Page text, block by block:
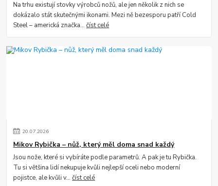
Na trhu existují stovky výrobců nožů, ale jen několik z nich se
dokázalo stát skutečnými ikonami. Mezi ně bezesporu patří Cold
Steel – americká značka...číst celé
20.07.2026
Mikov Rybička – nůž, který měl doma snad každý
Jsou nože, které si vybíráte podle parametrů. A pak je tu Rybička.
Tu si většina lidí nekupuje kvůli nejlepší oceli nebo moderní
pojistce, ale kvůli v...číst celé